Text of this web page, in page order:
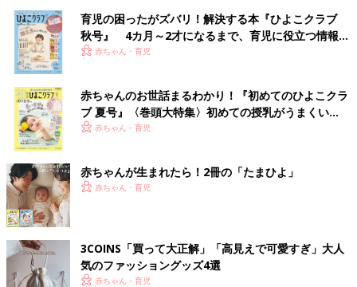
育児の困ったがズバリ！解決する本『ひよこクラブ
秋号』 4カ月～2才になるまで、育児に役立つ情報が
いっぱい！
赤ちゃん・育児
赤ちゃんのお世話まるわかり！『初めてのひよこクラ
ブ 夏号』〈巻頭大特集〉初めての授乳がうまくい
く！ おっぱい・ミルクの基本と夏のトラブル 解決テ
赤ちゃん・育児
赤ちゃんが生まれたら！2冊の「たまひよ」
赤ちゃん・育児
3COINS「買って大正解」「高見えで可愛すぎ」大人
気のファッショングッズ4選
赤ちゃん・育児